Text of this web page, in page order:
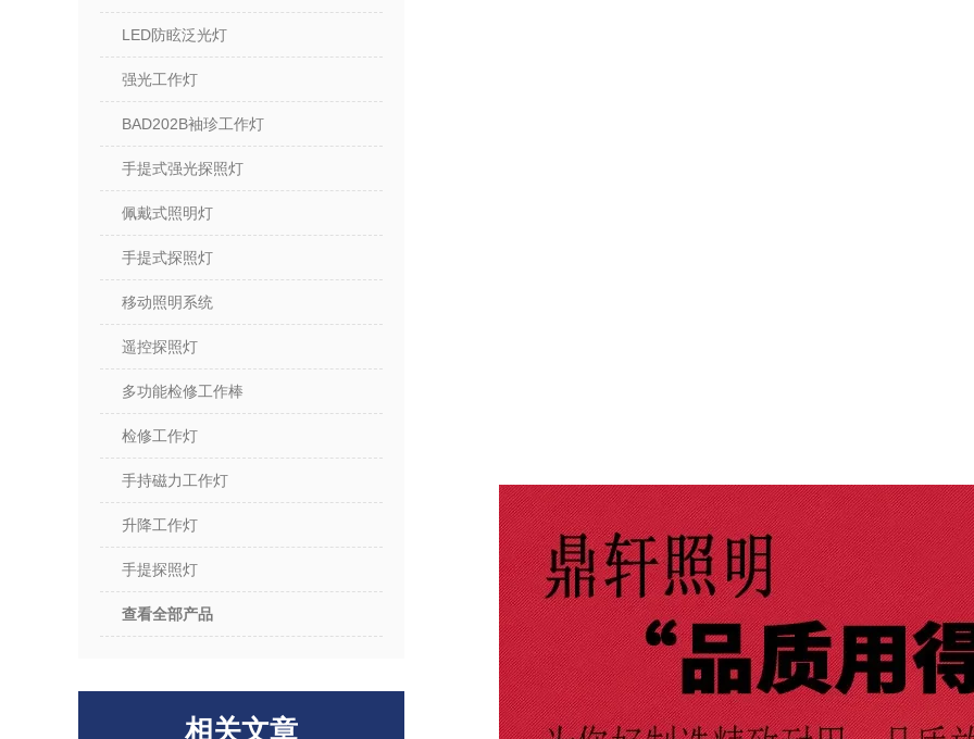
LED防眩泛光灯
强光工作灯
BAD202B袖珍工作灯
手提式强光探照灯
佩戴式照明灯
手提式探照灯
移动照明系统
遥控探照灯
多功能检修工作棒
检修工作灯
手持磁力工作灯
升降工作灯
手提探照灯
查看全部产品
相关文章